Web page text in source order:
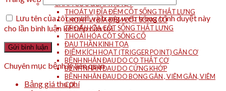
CHÂM CỨU & BẤM HUYỆT
THOÁT VỊ ĐĨA ĐỆM CỘT SỐNG THẮT LƯNG
THOÁT VỊ ĐĨA ĐỆM CỘT SỐNG CỔ
THOÁI HÓA CỘT SỐNG THẮT LƯNG
THOÁI HÓA CỘT SỐNG CỔ
ĐAU THẦN KINH TỌA
ĐIỂM KÍCH HOẠT (TRIGGER POINT) GÂN CƠ
BỆNH NHÂN ĐAU DO CO THẮT CƠ
BỆNH NHÂN ĐAU DO CỨNG KHỚP
BỆNH NHÂN ĐAU DO BONG GÂN , VIÊM GÂN, VIÊM
CƠ.
Lưu tên của tôi, email, và trang web trong trình duyệt này
cho lần bình luận kế tiếp của tôi.
Chuyên mục bệnh lý liên quan
Bảng giá thu phí